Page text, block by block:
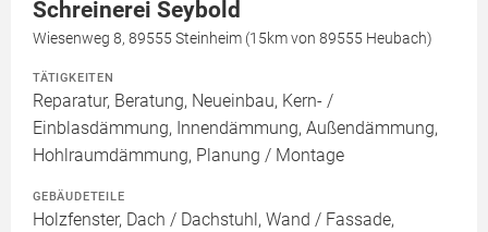
Schreinerei Seybold
Wiesenweg 8, 89555 Steinheim (15km von 89555 Heubach)
TÄTIGKEITEN
Reparatur, Beratung, Neueinbau, Kern- /
Einblasdämmung, Innendämmung, Außendämmung,
Hohlraumdämmung, Planung / Montage
GEBÄUDETEILE
Holzfenster, Dach / Dachstuhl, Wand / Fassade,